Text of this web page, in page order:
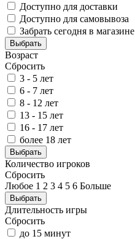
Доступно для доставки
Доступно для самовывоза
Забрать сегодня в магазине
Выбрать
Возраст
Сбросить
3 - 5 лет
6 - 7 лет
8 - 12 лет
13 - 15 лет
16 - 17 лет
более 18 лет
Выбрать
Количество игроков
Сбросить
Любое 1 2 3 4 5 6 Больше
Выбрать
Длительность игры
Сбросить
до 15 минут